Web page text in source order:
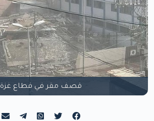
قصف مقر في قطاع غزة